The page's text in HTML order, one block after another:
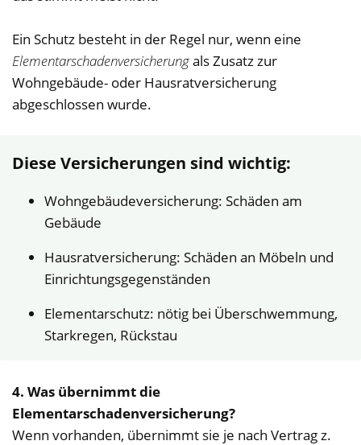
Ein Schutz besteht in der Regel nur, wenn eine
Elementarschadenversicherungals Zusatz zur
Wohngebäude- oder Hausratversicherung
abgeschlossen wurde.
Diese Versicherungen sind wichtig:
Wohngebäudeversicherung: Schäden am
Gebäude
Hausratversicherung: Schäden an Möbeln und
Einrichtungsgegenständen
Elementarschutz: nötig bei Überschwemmung,
Starkregen, Rückstau
4. Was übernimmt die
Elementarschadenversicherung?
Wenn vorhanden, übernimmt sie je nach Vertrag z.